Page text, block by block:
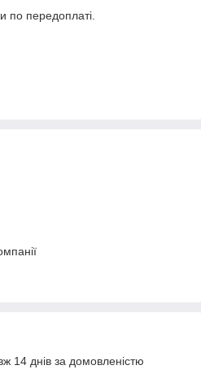
по передоплаті.
14 днів за домовленістю